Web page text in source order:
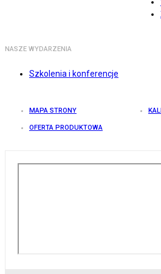
NASZE WYDARZENIA
Szkolenia i konferencje
MAPA STRONY
OFERTA PRODUKTOWA